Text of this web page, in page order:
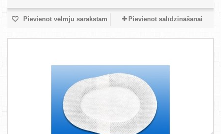
Pievienot vēlmju sarakstam Pievienot salīdzināšanai